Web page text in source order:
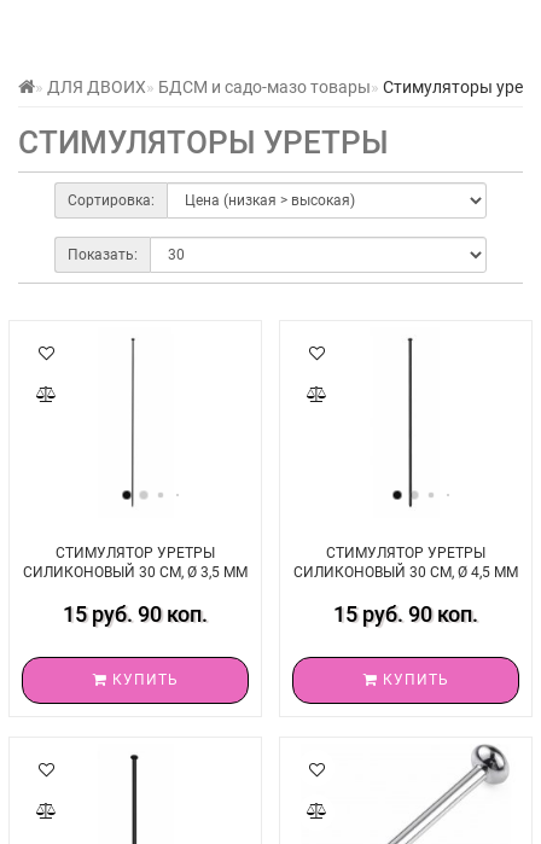
ДЛЯ ДВОИХ БДСМ и садо-мазо товары Стимуляторы
СТИМУЛЯТОРЫ УРЕТРЫ
Сортировка:
Показать:
СТИМУЛЯТОР УРЕТРЫ
СИЛИКОНОВЫЙ 30 СМ, Ø 3,5 ММ
15 руб. 90 коп.
КУПИТЬ
СТИМУЛЯТОР УРЕТРЫ
СИЛИКОНОВЫЙ 30 СМ, Ø 4,5 ММ
15 руб. 90 коп.
КУПИТЬ